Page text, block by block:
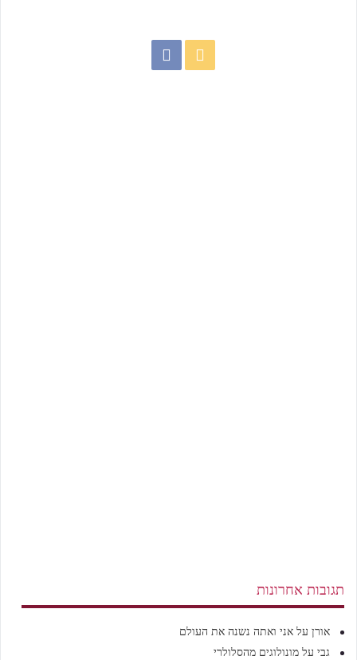
תגובות אחרונות
אורן על אני ואתה נשנה את העולם
גבי על מונולוגים מהסלולרי